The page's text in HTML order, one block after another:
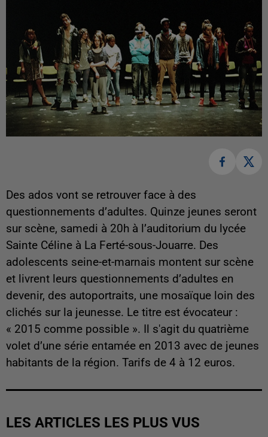
Des ados vont se retrouver face à des
questionnements d’adultes. Quinze jeunes seront
sur scène, samedi à 20h à l’auditorium du lycée
Sainte Céline à La Ferté-sous-Jouarre. Des
adolescents seine-et-marnais montent sur scène
et livrent leurs questionnements d’adultes en
devenir, des autoportraits, une mosaïque loin des
clichés sur la jeunesse. Le titre est évocateur :
« 2015 comme possible ». Il s'agit du quatrième
volet d’une série entamée en 2013 avec de jeunes
habitants de la région. Tarifs de 4 à 12 euros.
LES ARTICLES LES PLUS VUS